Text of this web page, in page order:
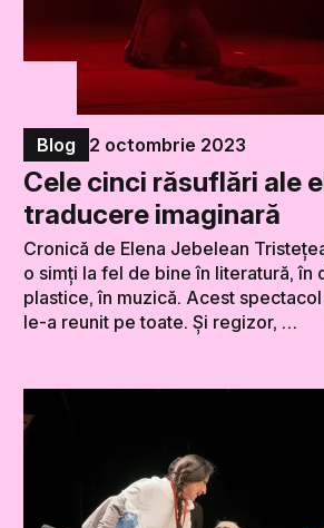
Blog 2 octombrie 2023
Cele cinci răsuflări ale
traducere imaginară
Cronică de Elena Jebelean
o simți la fel de bine în literatură, în
plastice, în muzică. Acest
le-a reunit pe toate. Și regizor, …